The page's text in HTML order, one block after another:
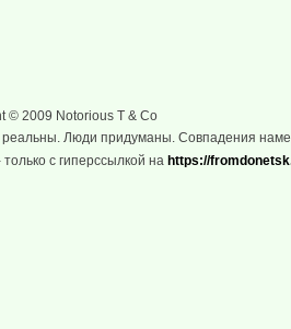
© 2009 Notorious T & Co
Люди придуманы. Совпадения
с гиперссылкой на https://